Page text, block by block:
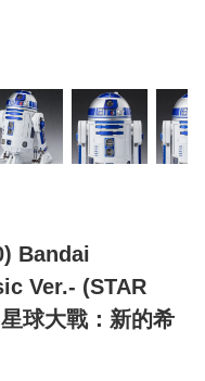
Bandai
Ver.- (STAR
球大戰：新的希